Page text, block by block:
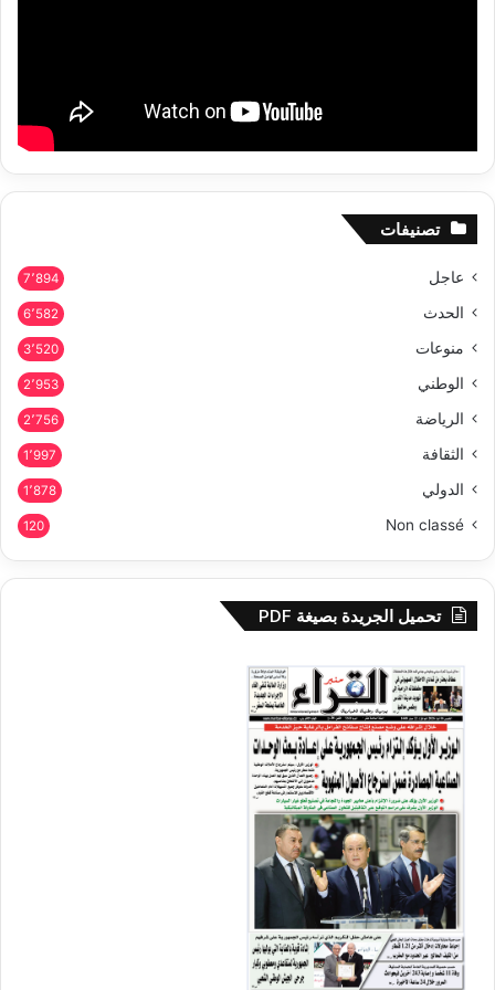
تصنيفات
عاجل 7٬894
الحدث 6٬582
منوعات 3٬520
الوطني 2٬953
الرياضة 2٬756
الثقافة 1٬997
الدولي 1٬878
Non classé
120
تحميل الجريدة بصيغة PDF